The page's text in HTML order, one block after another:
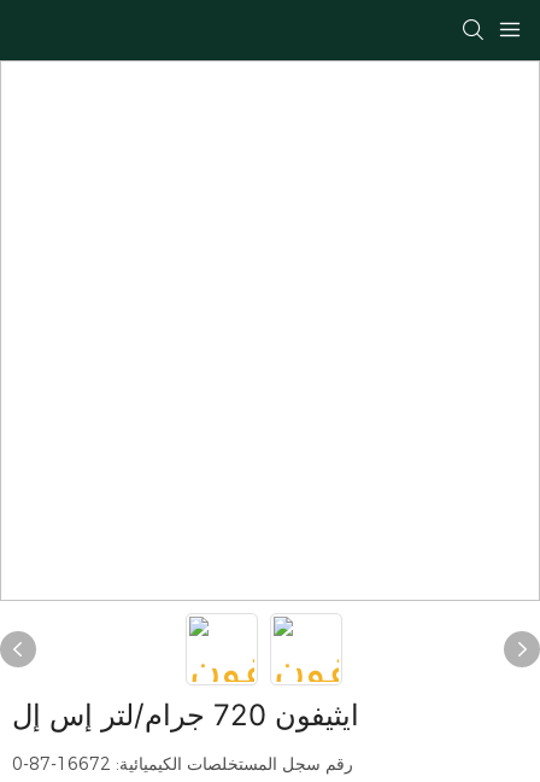
ايثيفون 720 جرام/لتر إس إل
رقم سجل المستخلصات الكيميائية: 16672-87-0